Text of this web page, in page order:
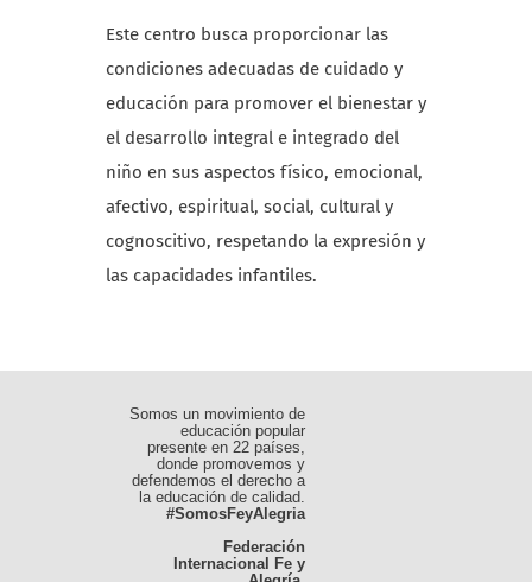
Este centro busca proporcionar las
condiciones adecuadas de cuidado y
educación para promover el bienestar y
el desarrollo integral e integrado del
niño en sus aspectos físico, emocional,
afectivo, espiritual, social, cultural y
cognoscitivo, respetando la expresión y
las capacidades infantiles.
Somos un movimiento de
educación popular
presente en 22 países,
donde promovemos y
defendemos el derecho a
la educación de calidad.
#SomosFeyAlegria
Federación
Internacional Fe y